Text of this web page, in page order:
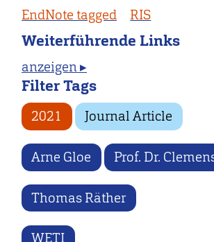
EndNote tagged
RIS
Weiterführende Links
anzeigen ▸
Filter Tags
2021 Journal Article
Arne Gloe Prof. Dr.
Thomas Räther
WETI